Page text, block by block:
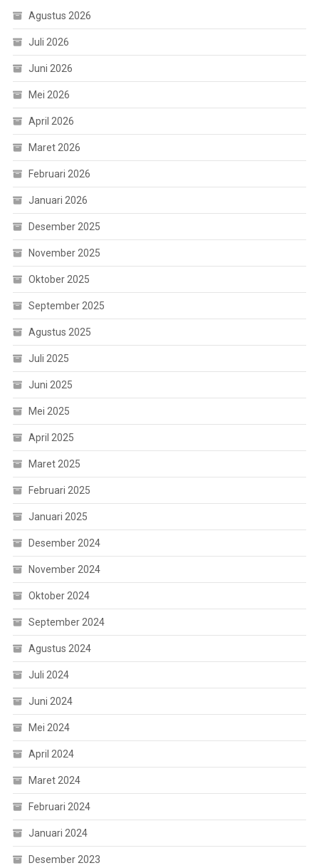
Agustus 2026
Juli 2026
Juni 2026
Mei 2026
April 2026
Maret 2026
Februari 2026
Januari 2026
Desember 2025
November 2025
Oktober 2025
September 2025
Agustus 2025
Juli 2025
Juni 2025
Mei 2025
April 2025
Maret 2025
Februari 2025
Januari 2025
Desember 2024
November 2024
Oktober 2024
September 2024
Agustus 2024
Juli 2024
Juni 2024
Mei 2024
April 2024
Maret 2024
Februari 2024
Januari 2024
Desember 2023